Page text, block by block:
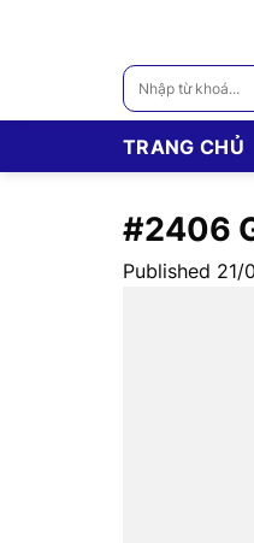
Tìm
kiếm:
TRANG CHỦ
#2406
Published 21/